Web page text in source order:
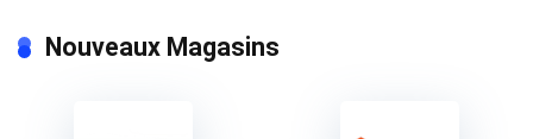
Nouveaux Magasins